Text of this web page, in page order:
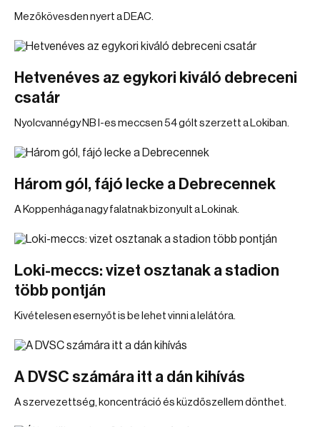
Mezőkövesden nyert a DEAC.
Hetvenéves az egykori kiváló debreceni
csatár
Nyolcvannégy NB I-es meccsen 54 gólt szerzett a Lokiban.
Három gól, fájó lecke a Debrecennek
A Koppenhága nagy falatnak bizonyult a Lokinak.
Loki-meccs: vizet osztanak a stadion
több pontján
Kivételesen esernyőt is be lehet vinni a lelátóra.
A DVSC számára itt a dán kihívás
A szervezettség, koncentráció és küzdőszellem dönthet.